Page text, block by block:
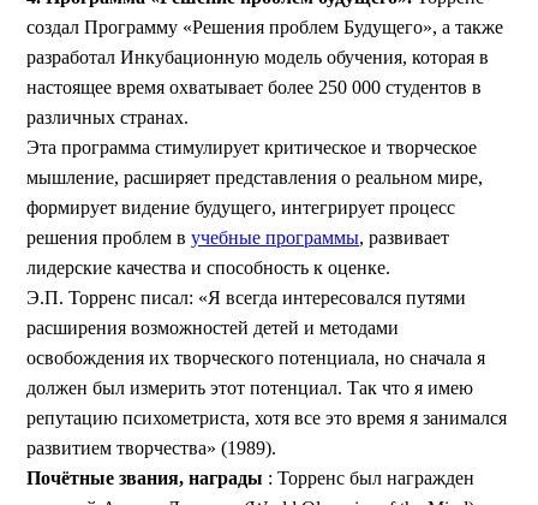
создал Программу «Решения проблем Будущего», а также
разработал Инкубационную модель обучения, которая в
настоящее время охватывает более 250 000 студентов в
различных странах.
Эта программа стимулирует критическое и творческое
мышление, расширяет представления о реальном мире,
формирует видение будущего, интегрирует процесс
решения проблем в учебные программы, развивает
лидерские качества и способность к оценке.
Э.П. Торренс писал: «Я всегда интересовался путями
расширения возможностей детей и методами
освобождения их творческого потенциала, но сначала я
должен был измерить этот потенциал. Так что я имею
репутацию психометриста, хотя все это время я занимался
развитием творчества» (1989).
Почётные звания, награды : Торренс был награжден